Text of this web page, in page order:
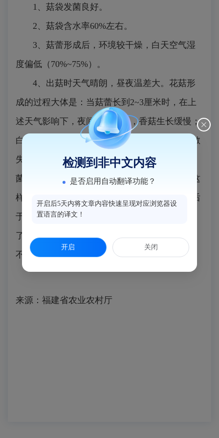
1、菇袋发菌良好。
2、菇袋含水率60%左右。
3、菇蕾形成后，环境较干燥，白天空气湿
度偏低（70%~75%）。
4、出菇时天气晴朗，昼夜温差大。花菇形
成的过程大体是：当菇蕾长到2~3厘米时，在上
述天气影响下，夜间气温较低，香菇生长缓慢；
白天气温较高，空气比较干燥，菌盖表面水分散
失较多，无法正常分裂，而菌盖里面环境适宜，
菌肉细胞可以正常分裂，细胞数目不断增多。这
样日夜交替，菌盖表皮细胞的增加速度远远落后
于菌肉细胞，到了一定程度，就出现了“皮包不
了肉”的现象，菌盖表面就龟裂成白色菊花形或
不规则的花纹。
来源：福建省农业农村厅
检测到非中文内容
是否启用自动翻译功能？
开启后5天内将文章内容快速呈现对应浏览器设
置语言的译文！
开启 关闭